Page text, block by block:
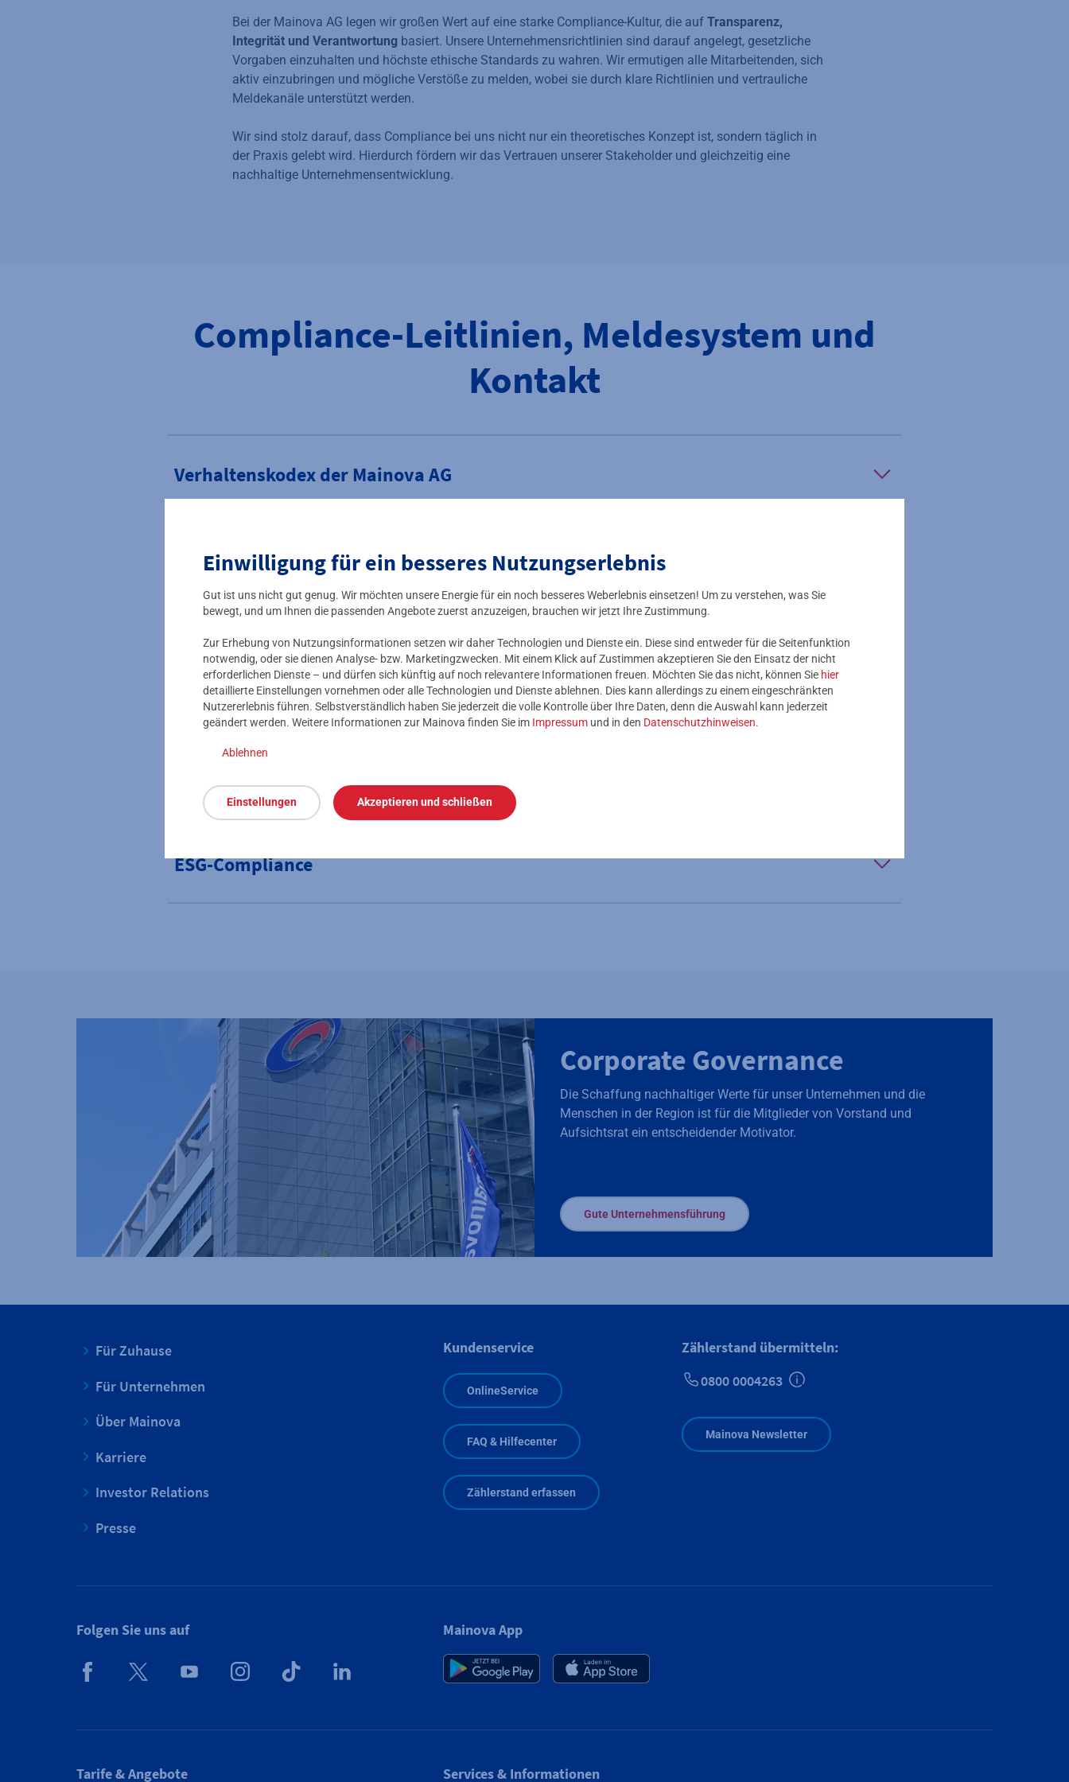
Einwilligung für ein besseres Nutzungserlebnis
Gut ist uns nicht gut genug. Wir möchten unsere Energie für ein noch besseres Weberlebnis einsetzen! Um zu verstehen, was Sie
bewegt, und um Ihnen die passenden Angebote zuerst anzuzeigen, brauchen wir jetzt Ihre Zustimmung.
Zur Erhebung von Nutzungsinformationen setzen wir daher Technologien und Dienste ein. Diese sind entweder für die Seitenfunktion
notwendig, oder sie dienen Analyse- bzw. Marketingzwecken. Mit einem Klick auf Zustimmen akzeptieren Sie den Einsatz der nicht
erforderlichen Dienste – und dürfen sich künftig auf noch relevantere Informationen freuen. Möchten Sie das nicht, können Sie hier
detaillierte Einstellungen vornehmen oder alle Technologien und Dienste ablehnen. Dies kann allerdings zu einem eingeschränkten
Nutzererlebnis führen. Selbstverständlich haben Sie jederzeit die volle Kontrolle über Ihre Daten, denn die Auswahl kann jederzeit
geändert werden. Weitere Informationen zur Mainova finden Sie im Impressum und in den Datenschutzhinweisen.
Ablehnen
Einstellungen Akzeptieren und schließen
Bei der Mainova AG legen wir großen Wert auf eine starke Compliance-Kultur, die auf Transparenz,
Integrität und Verantwortung basiert. Unsere Unternehmensrichtlinien sind darauf angelegt, gesetzliche
Vorgaben einzuhalten und höchste ethische Standards zu wahren. Wir ermutigen alle Mitarbeitenden, sich
aktiv einzubringen und mögliche Verstöße zu melden, wobei sie durch klare Richtlinien und vertrauliche
Meldekanäle unterstützt werden.
Wir sind stolz darauf, dass Compliance bei uns nicht nur ein theoretisches Konzept ist, sondern täglich in
der Praxis gelebt wird. Hierdurch fördern wir das Vertrauen unserer Stakeholder und gleichzeitig eine
nachhaltige Unternehmensentwicklung.
Compliance-Leitlinien, Meldesystem und
Kontakt
Verhaltenskodex der Mainova AG
Umgang mit Zuwendungen
Hinweisgebersystem: externe Meldestelle
Kontakt: interne Meldestelle und Ombudsperson
ESG-Compliance
Corporate Governance
Die Schaffung nachhaltiger Werte für unser Unternehmen und die
Menschen in der Region ist für die Mitglieder von Vorstand und
Aufsichtsrat ein entscheidender Motivator.
Gute Unternehmensführung
Für Zuhause
Für Unternehmen
Über Mainova
Karriere
Investor Relations
Presse
Kundenservice
OnlineService
FAQ & Hilfecenter
Zählerstand erfassen
Zählerstand übermitteln:
0800 0004263
Mainova Newsletter
Folgen Sie uns auf Mainova App
Tarife & Angebote Services & Informationen